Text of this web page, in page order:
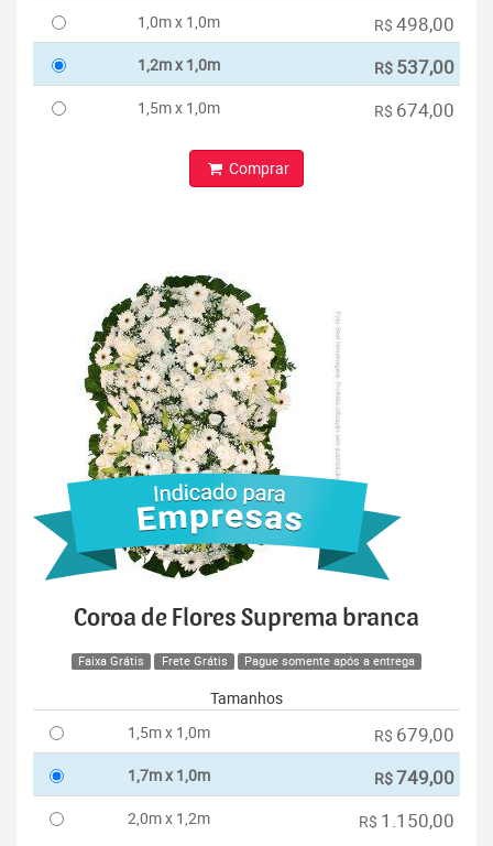
1,0m x 1,0m
R$ 498,00
1,2m x 1,0m R$ 537,00
1,5m x 1,0m R$ 674,00
Comprar
Coroa de Flores Suprema branca
Faixa Grátis Frete Grátis Pague somente após a entrega
Tamanhos
1,5m x 1,0m
R$ 679,00
1,7m x 1,0m R$749,00
2,0m x 1,2m R$ 1.150,00